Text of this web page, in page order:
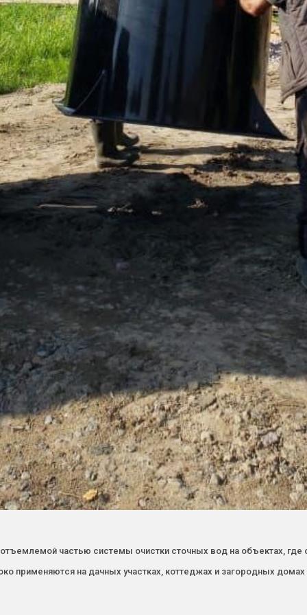
частью системы очистки сточных вод на объектах, где
применяются на дачных участках, коттеджах и загородных